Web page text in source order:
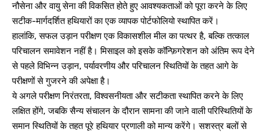
नौसेना और वायु सेना की विकसित होते हुए आवश्यकताओं को पूरा करने के लिए
सटीक-मार्गदर्शित हथियारों का एक व्यापक पोर्टफोलियो स्थापित करें।
हालांकि, सफल उड़ान परीक्षण एक विकासशील मील का पत्थर है, बल्कि तत्काल
परिचालन समावेशन नहीं है। मिसाइल को इसके कॉन्फ़िगरेशन को अंतिम रूप देने
से पहले विभिन्न उड़ान, पर्यावरणीय और परिचालन स्थितियों के तहत आगे के
परीक्षणों से गुजरने की अपेक्षा है।
ये अगले परीक्षण निरंतरता, विश्वसनीयता और सटीकता स्थापित करने के लिए
लक्षित होंगे, जबकि सैन्य संचालन के दौरान सामना की जाने वाली परिस्थितियों के
समान स्थितियों के तहत पूरे हथियार प्रणाली को मान्य करेंगे। सशस्त्र बलों से